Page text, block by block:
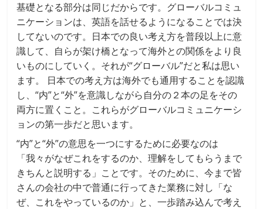
基礎となる部分は同じだからです。グローバルコミュ
ニケーションは、英語を話せるようになることでは決
してないのです。日本での良い考え方を普段以上に意
識して、自らが架け橋となって海外との関係をより良
いものにしていく。それが“グローバル”だと私は思い
ます。 日本での考え方は海外でも通用することを認識
し、“内”と“外”を意識しながら自分の２本の足をその
両方に置くこと。これらがグローバルコミュニケーシ
ョンの第一歩だと思います。
“内”と“外”の意思を一つにするために必要なのは
「我々がなぜこれをするのか、理解をしてもらうまで
きちんと説明する」ことです。そのために、今まで皆
さんの会社の中で普通に行ってきた業務に対し「な
ぜ、これをやっているのか」と、一歩踏み込んで考え